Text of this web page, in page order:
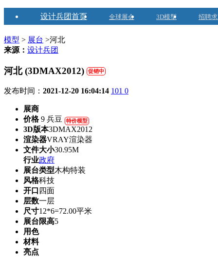
设计兵团首页 全球展会 3D模型 招聘
模型 > 展台 >河北
来源： 设计兵团
河北 (3DMAX2012) 促销中
发布时间： 2021-12-20 16:04:14 101 0
展商
价格9 兵豆 特价模型
3D版本3DMAX2012
渲染器VRAY渲染器
文件大小30.95M
行业政府
展台类型木构特装
风格科技
开口 四面
层数一层
尺寸12*6=72.00平米
展台限高5
用色
材料
亮点